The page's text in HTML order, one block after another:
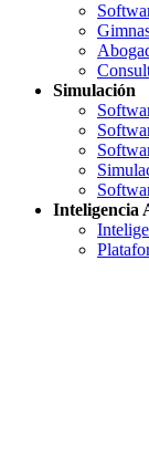
Simulación
Inteligencia